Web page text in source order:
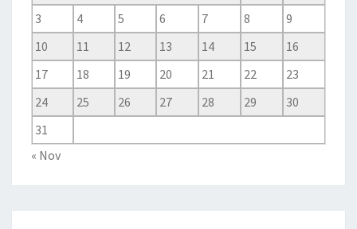
3
4 5 6 7 8
9
10
11 12 13 14 15
16
17
18 19 20 21 22
23
24
25 26 27 28 29
30
31
« Nov